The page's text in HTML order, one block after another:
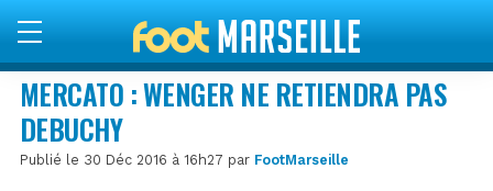
MERCATO : WENGER NE RETIENDRA PAS
DEBUCHY
Publié le 30 Déc 2016 à 16h27 par FootMarseille